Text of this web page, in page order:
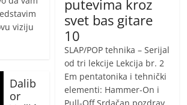
viziju
Dalib
or
putevima kroz
svet bas gitare
10
SLAP/POP tehnika – Serijal
od tri lekcije Lekcija br. 2
Em pentatonika i tehnički
elementi: Hammer-On i